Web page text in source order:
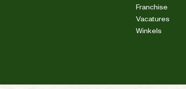
Franchise
Vacatures
Winkels